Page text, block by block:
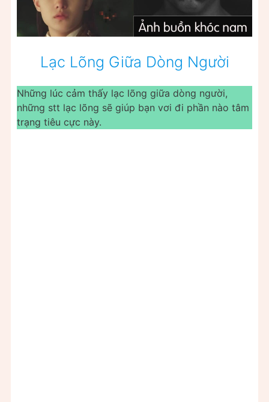
Lạc Lõng Giữa Dòng Người
Những lúc cảm thấy lạc lõng giữa dòng người,
những stt lạc lõng sẽ giúp bạn vơi đi phần nào tâm
trạng tiêu cực này.